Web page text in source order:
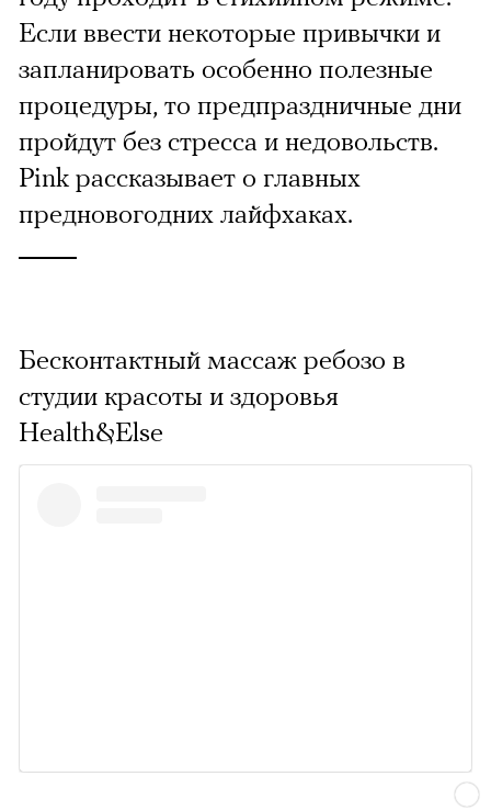
Если ввести некоторые привычки и
запланировать особенно полезные
процедуры, то предпраздничные дни
пройдут без стресса и недовольств.
Pink рассказывает о главных
предновогодних лайфхаках.
Бесконтактный массаж ребозо в
студии красоты и здоровья
Health&Else